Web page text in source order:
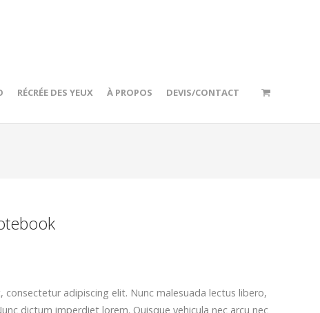
RÉCRÉE DES YEUX À PROPOS DEVIS/CONTACT
adipiscing elit. Nunc malesuada lectus libero,
dictum imperdiet lorem. Quisque vehicula nec arcu nec